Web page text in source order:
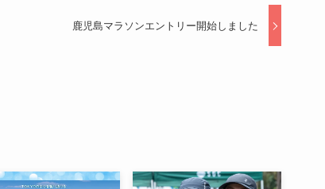
鹿児島マラソンエントリー開始しました